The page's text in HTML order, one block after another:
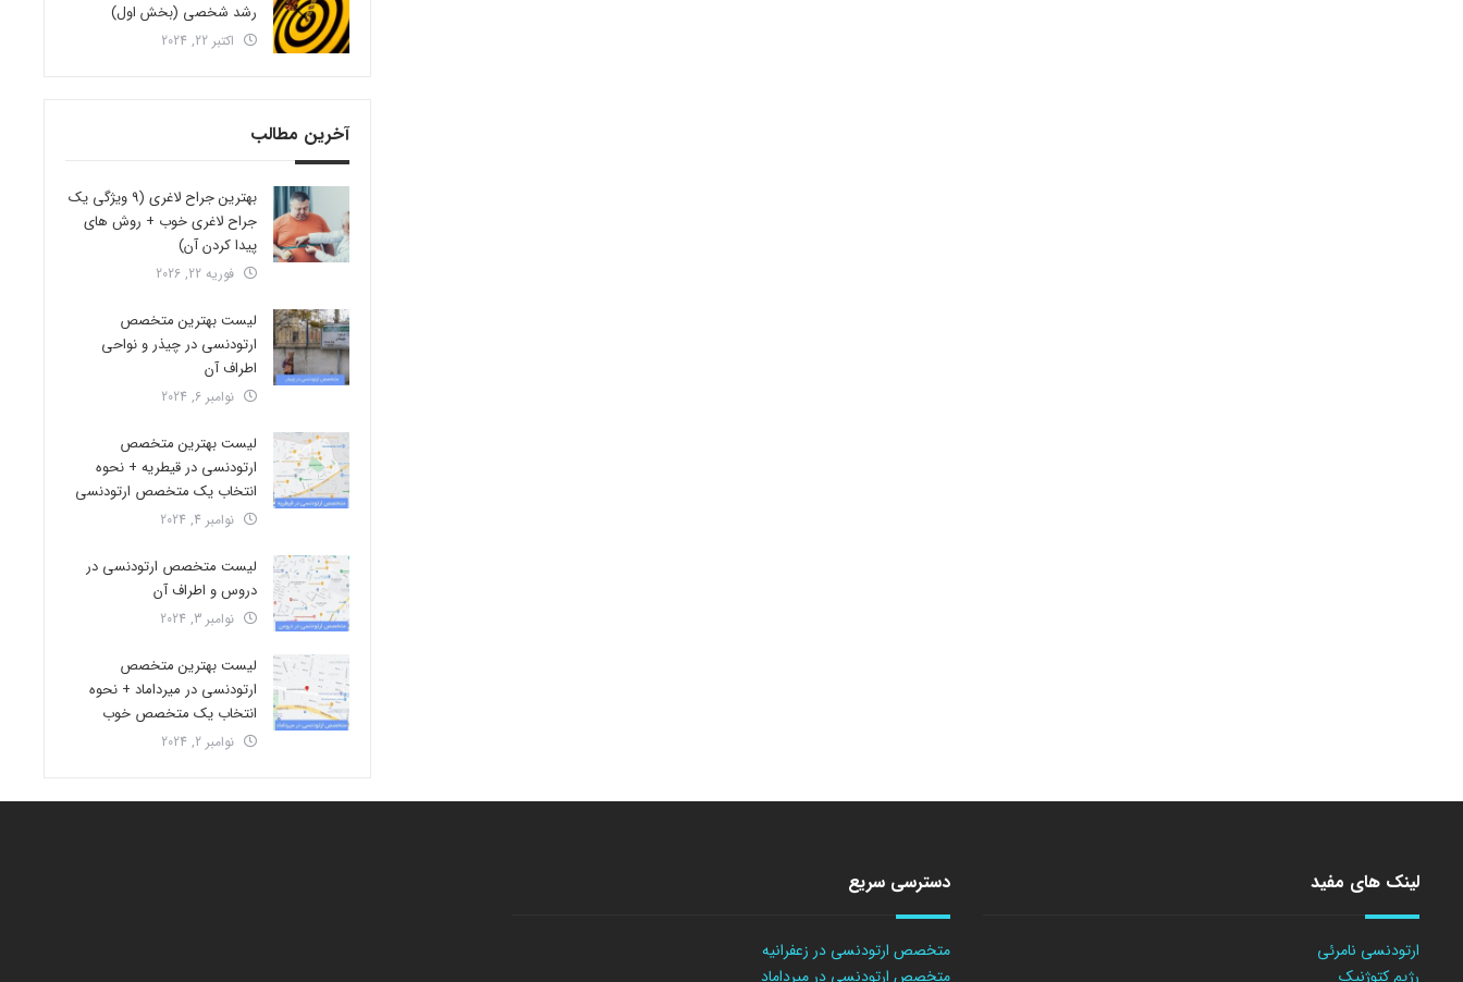
رشد شخصی (بخش اول)
اکتبر 22, 2024
آخرین مطالب
بهترین جراح لاغری (9 ویژگی یک
جراح لاغری خوب + روش های
پیدا کردن آن)
فوریه 22, 2026
لیست بهترین متخصص
ارتودنسی در چیذر و نواحی
اطراف آن
نوامبر 6, 2024
لیست بهترین متخصص
ارتودنسی در قیطریه + نحوه
انتخاب یک متخصص ارتودنسی
نوامبر 4, 2024
لیست متخصص ارتودنسی در
دروس و اطراف آن
نوامبر 3, 2024
لیست بهترین متخصص
ارتودنسی در میرداماد + نحوه
انتخاب یک متخصص خوب
نوامبر 2, 2024
لینک های مفید
ارتودنسی نامرئی
رژیم کتوژنیک
دسترسی سریع
متخصص ارتودنسی در زعفرانیه
متخصص ارتودنسی در میرداماد